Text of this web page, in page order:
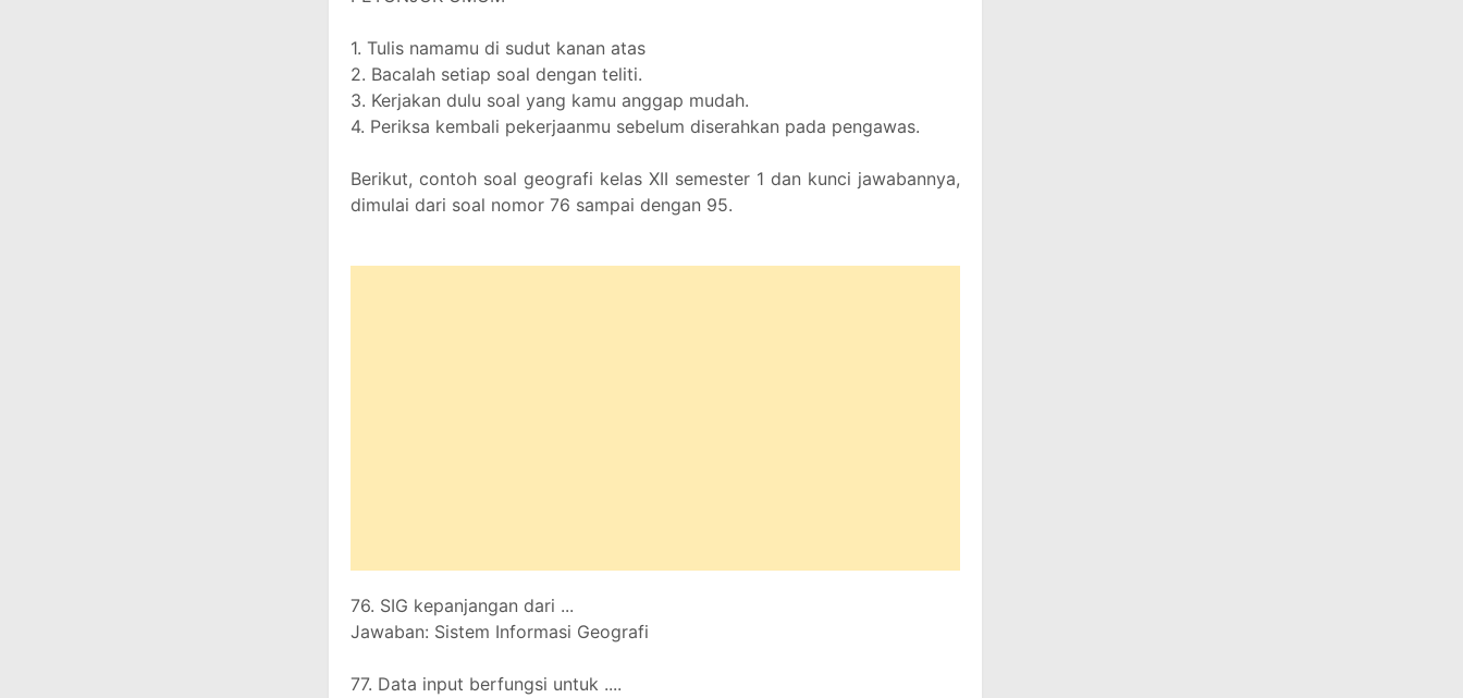
1. Tulis namamu di sudut kanan atas
2. Bacalah setiap soal dengan teliti.
3. Kerjakan dulu soal yang kamu anggap mudah.
4. Periksa kembali pekerjaanmu sebelum diserahkan pada pengawas.
Berikut, contoh soal geografi kelas XII semester 1 dan kunci jawabannya,
dimulai dari soal nomor 76 sampai dengan 95.
76. SIG kepanjangan dari ...
Jawaban: Sistem Informasi Geografi
77. Data input berfungsi untuk ....